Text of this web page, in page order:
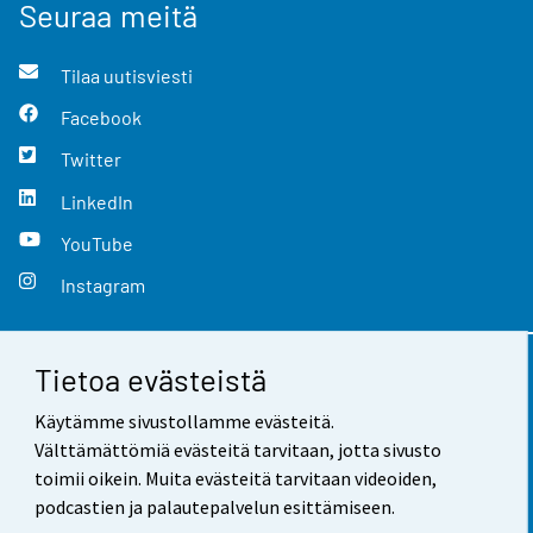
Tietoa evästeistä
Käytämme sivustollamme evästeitä.
Välttämättömiä evästeitä tarvitaan, jotta sivusto
toimii oikein. Muita evästeitä tarvitaan videoiden,
podcastien ja palautepalvelun esittämiseen.
Seuraa meitä
Tilaa uutisviesti
Facebook
Twitter
LinkedIn
YouTube
Instagram
Yhteystiedot
Palaute
Käyttöehdot